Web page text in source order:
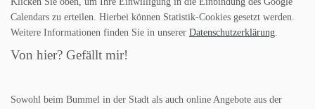
Calendars zu erteilen. Hierbei können Statistik-Cookies gesetzt werden.
Weitere Informationen finden Sie in unserer Datenschutzerklärung.
Von hier? Gefällt mir!
Sowohl beim Bummel in der Stadt als auch online Angebote aus der